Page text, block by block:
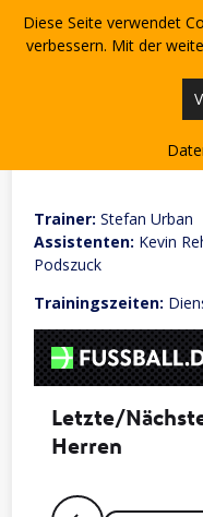
content
1.
Trainer: Stefan Urban
Assistenten: Kevin
Podszuck
Trainingszeiten:
Diese Seite verwendet
verbessern. Mit der